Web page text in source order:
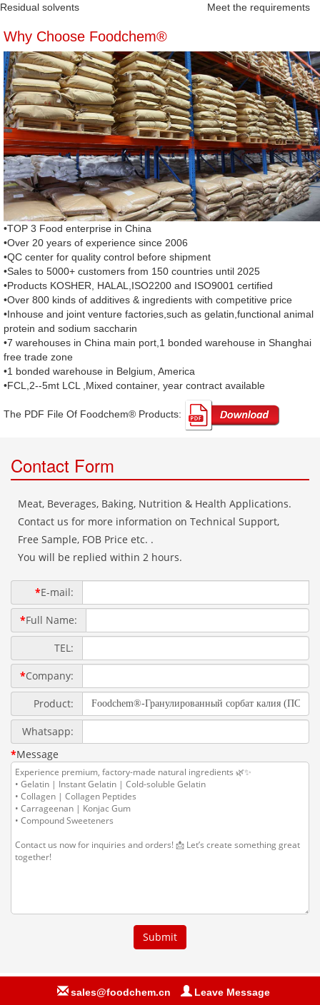
Residual solvents
Meet the requirements
Why Choose Foodchem®
•TOP 3 Food enterprise in China
•Over 20 years of experience since 2006
•QC center for quality control before shipment
•Sales to 5000+ customers from 150 countries until 2025
•Products KOSHER, HALAL,ISO2200 and ISO9001 certified
•Over 800 kinds of additives & ingredients with competitive price
•Inhouse and joint venture factories,such as gelatin,functional animal
protein and sodium saccharin
•7 warehouses in China main port,1 bonded warehouse in Shanghai
free trade zone
•1 bonded warehouse in Belgium, America
•FCL,2--5mt LCL ,Mixed container, year contract available
The PDF File Of Foodchem® Products:
sales@foodchem.cn Leave Message